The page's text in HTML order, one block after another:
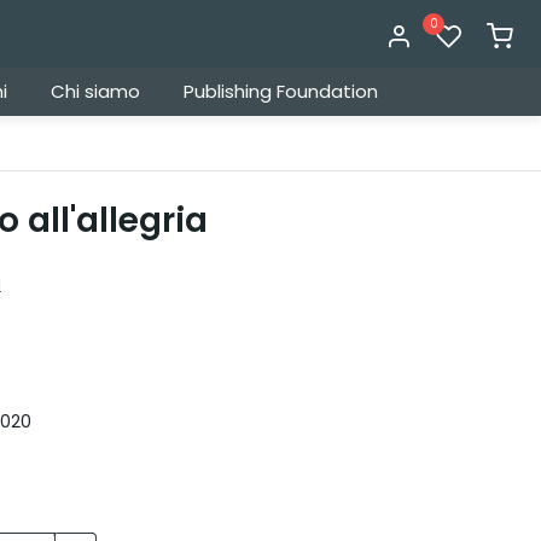
0
Chi siamo Publishing Foundation
all'allegria